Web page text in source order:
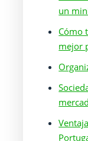
un
Cómo
mejor